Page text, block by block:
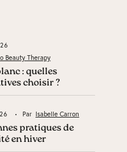
Beauty Therapy
: quelles
choisir ?
Par Isabelle Carron
pratiques de
en hiver